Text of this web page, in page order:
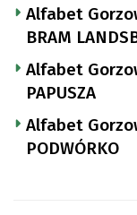
Alfabet
BRAM
Alfabet
PAPUSZA
Alfabet
PODWÓRKO